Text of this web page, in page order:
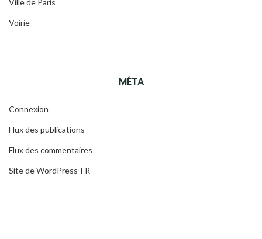
Ville de Paris
Voirie
MÉTA
Connexion
Flux des publications
Flux des commentaires
Site de WordPress-FR